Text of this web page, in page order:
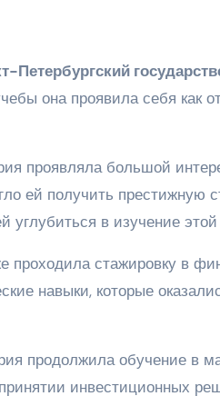
Петербургский
она проявила себя как
проявляла большой
ей получить престижную
углубиться в изучение
проходила стажировку в
навыки, которые
продолжила обучение в
инвестиционных